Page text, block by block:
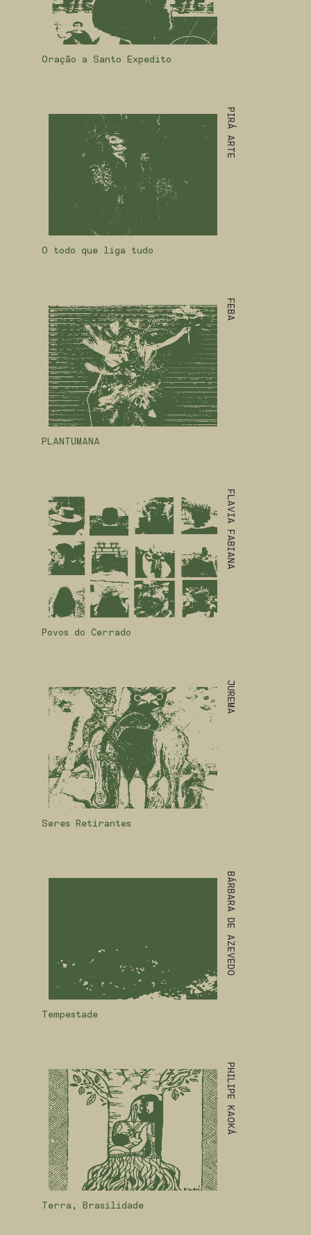
Oração a Santo Expedito
PIRÁ ARTE
O todo que liga tudo
FEBA
PLANTUMANA
FLAVIA FABIANA
Povos do Cerrado
JUREMA
Seres Retirantes
BÁRBARA DE AZEVEDO
Tempestade
PHILIPE KAOKÁ
Terra, Brasilidade